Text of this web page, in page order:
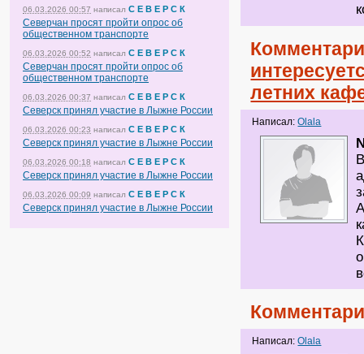
06.03.2026 00:57 написал С Е В Е Р С К
Северчан просят пройти опрос об
общественном транспорте
06.03.2026 00:52 написал С Е В Е Р С К
Северчан просят пройти опрос об
общественном транспорте
06.03.2026 00:37 написал С Е В Е Р С К
Северск принял участие в Лыжне России
06.03.2026 00:23 написал С Е В Е Р С К
Северск принял участие в Лыжне России
06.03.2026 00:18 написал С Е В Е Р С К
Северск принял участие в Лыжне России
06.03.2026 00:09 написал С Е В Е Р С К
Северск принял участие в Лыжне России
летних
Написал:Olala
Написал:Olala